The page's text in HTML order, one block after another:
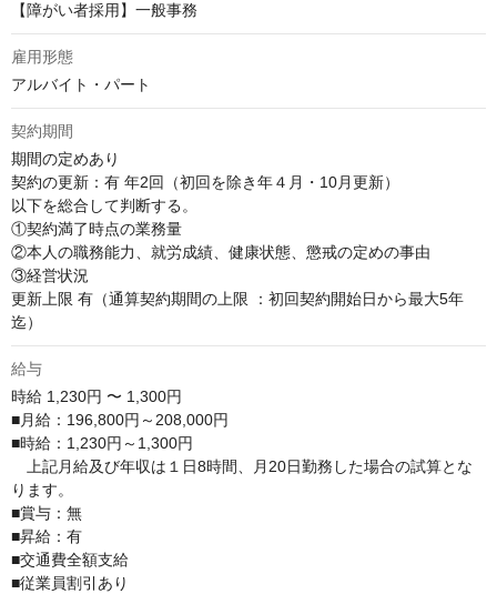
【障がい者採用】一般事務
雇用形態
アルバイト・パート
契約期間
期間の定めあり
契約の更新：有 年2回（初回を除き年４月・10月更新）
以下を総合して判断する。
①契約満了時点の業務量
②本人の職務能力、就労成績、健康状態、懲戒の定めの事由
③経営状況
更新上限 有（通算契約期間の上限 ：初回契約開始日から最大5年
迄）
給与
時給 1,230円 〜 1,300円
■月給：196,800円～208,000円
■時給：1,230円～1,300円
上記月給及び年収は１日8時間、月20日勤務した場合の試算とな
ります。
■賞与：無
■昇給：有
■交通費全額支給
■従業員割引あり